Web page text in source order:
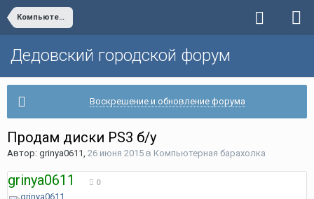
Компьютерная барахолка
Дедовский городской форум
Воскрешение и обновление форума
Продам диски PS3 б/у
Автор: grinya0611, 26 июня 2015 в Компьютерная барахолка
grinya0611 0